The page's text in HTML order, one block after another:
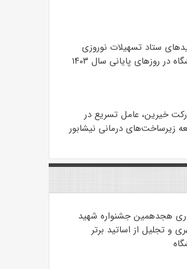
ستاد تسهیلات نوروزی
در روزهای پایانی سال ۱۴۰۳
خیرین، عامل تسریع در
زیرساخت‌های درمانی نیشابور
هجدهمین جشنواره شهید
و تجلیل از اساتید برتر